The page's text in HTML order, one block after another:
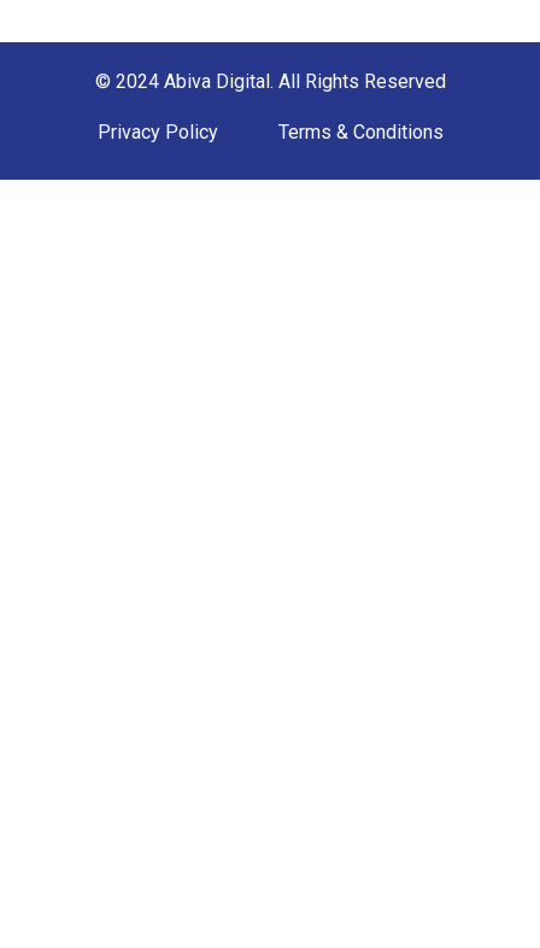
© 2024 Abiva Digital. All Rights Reserved
Privacy Policy Terms & Conditions